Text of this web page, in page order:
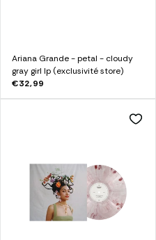
Ariana Grande - petal - cloudy
gray girl lp (exclusivité store)
€32,99